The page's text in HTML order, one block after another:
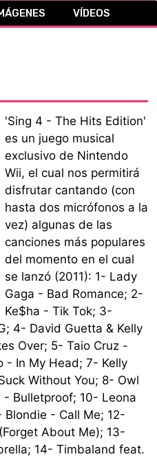
CÓMICS
VÍDEOS
'Sing 4 - The Hits Edition'
es un juego musical
exclusivo de Nintendo
Wii, el cual nos permitirá
disfrutar cantando (con
hasta dos micrófonos a la
vez) algunas de las
canciones más populares
del momento en el cual
se lanzó (2011): 1- Lady
Gaga - Bad Romance; 2-
Ke$ha - Tik Tok; 3-
4- David Guetta & Kelly
Over; 5- Taio Cruz -
- In My Head; 7- Kelly
Without You; 8- Owl
Bulletproof; 10- Leona
Blondie - Call Me; 12-
About Me); 13-
14- Timbaland feat.